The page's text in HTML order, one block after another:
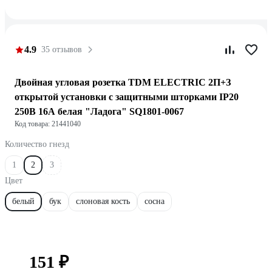
4.9 35 отзывов
Двойная угловая розетка TDM ELECTRIC 2П+З
открытой установки с защитными шторками IP20
250В 16А белая "Ладога" SQ1801-0067
Код товара: 21441040
Количество гнезд
1 2
3
Цвет
белый бук слоновая кость сосна
151 ₽